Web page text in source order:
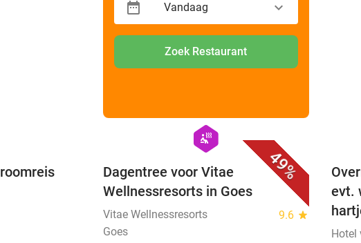
Vandaag
Zoek Restaurant
49%
favorite_border
hexagon
wellness
Dagentree voor Vitae
Wellnessresorts in Goes
Vitae Wellnessresorts 9.6 star
Goes
evt.
Hotel